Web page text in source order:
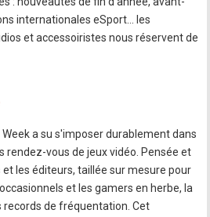
internationales eSport… les
et accessoiristes nous réservent de
Week a su s'imposer durablement dans
rendez-vous de jeux vidéo. Pensée et
les éditeurs, taillée sur mesure pour
et les gamers en herbe, la
records de fréquentation. Cet